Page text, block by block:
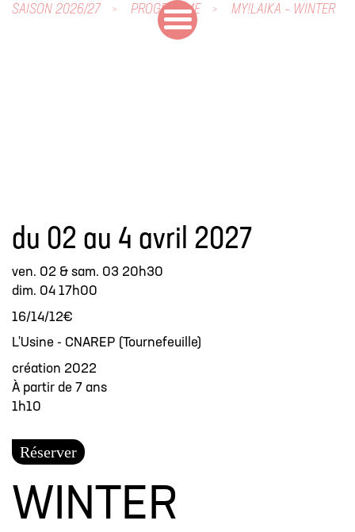
SAISON 2026/27 PROGRAMME MY!LAIKA – WINTER
du 02 au 4 avril 2027
ven. 02 & sam. 03 20h30
dim. 04 17h00
16/14/12€
L'Usine - CNAREP (Tournefeuille)
création 2022
À partir de 7 ans
1h10
Réserver
WINTER